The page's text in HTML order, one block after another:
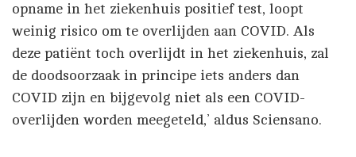
opname in het ziekenhuis positief test, loopt
weinig risico om te overlijden aan COVID. Als
deze patiënt toch overlijdt in het ziekenhuis, zal
de doodsoorzaak in principe iets anders dan
COVID zijn en bijgevolg niet als een COVID-
overlijden worden meegeteld,’ aldus Sciensano.